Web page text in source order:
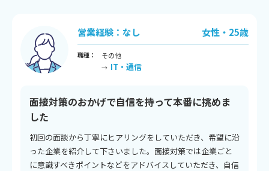
営業経験：なし 女性・25歳
職種： その他
→ IT・通信
面接対策のおかげで自信を持って本番に挑めま
した
初回の面談から丁寧にヒアリングをしていただき、希望に沿
った企業を紹介して下さいました。面接対策では企業ごと
に意識すべきポイントなどをアドバイスしていただき、自信